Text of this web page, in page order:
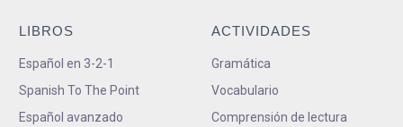
LIBROS
Español en 3-2-1
Spanish To The Point
Español avanzado
ACTIVIDADES
Gramática
Vocabulario
Comprensión de lectura